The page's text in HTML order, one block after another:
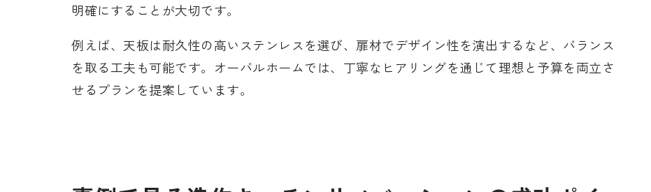
明確にすることが大切です。
例えば、天板は耐久性の高いステンレスを選び、扉材でデザイン性を演出するなど、バランス
を取る工夫も可能です。オーバルホームでは、丁寧なヒアリングを通じて理想と予算を両立さ
せるプランを提案しています。